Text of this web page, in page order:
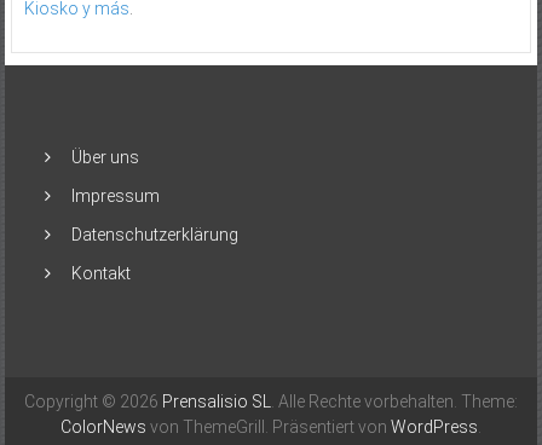
Kiosko y más.
Über uns
Impressum
Datenschutzerklärung
Kontakt
Copyright © 2026 Prensalisio SL. Alle Rechte vorbehalten. Theme:
ColorNews von ThemeGrill. Präsentiert von WordPress.